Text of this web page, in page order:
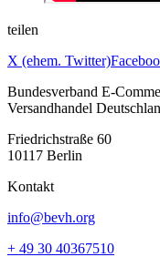
teilen
X (ehem. Twitter)
Bundesverband E-
Versandhandel
Friedrichstraße 60
10117 Berlin
Kontakt
info@bevh.org
+ 49 30 40367510